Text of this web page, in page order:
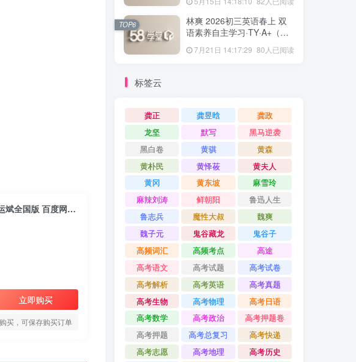
学而思2020初一升初二数学直播创新暑假班班王运斌全国版 百度网盘分享下载
立即购买
买，可保存购买订单
林爽 2026初三英语春上 双
语素养自主学习·TY·A+（一
7月21日 14:17:29 80人已阅读
TOP6
标签云
龚正 龚昱晗
龚政
龙坚
默写
黑马逆袭
黑白卷
黄骐
黄森
黄朴民
黄怿莜
黄夫人
黄冈
黄东坡
麻雪玲
麻辣刘涛
鲜朝阳
鲁迅人生
鲁志兵
魔性大叔
魏爽
魏子元
鬼谷藏龙
鬼谷子
高频词汇
高频考点
高途
高考语文
高考试题
高考试卷
高考解析
高考英语
高考真题
高考生物
高考物理
高考日语
高考数学
高考政治
高考押题卷
高考押题
高考总复习
高考快递
高考志愿
高考地理
高考历史